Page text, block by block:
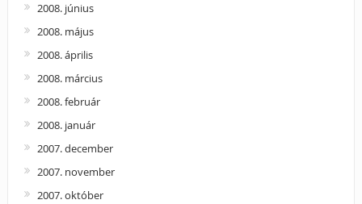
2008. június
2008. május
2008. április
2008. március
2008. február
2008. január
2007. december
2007. november
2007. október